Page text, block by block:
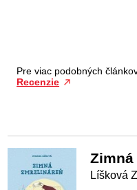
Pre viac podobných
Recenzie
Líšková